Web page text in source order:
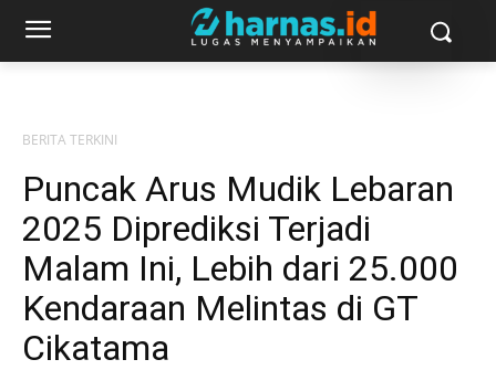
BERITA TERKINI
Puncak Arus Mudik Lebaran
2025 Diprediksi Terjadi
Malam Ini, Lebih dari 25.000
Kendaraan Melintas di GT
Cikatama